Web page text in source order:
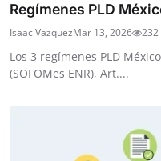
Regímenes PLD
Isaac VazquezMar 13, 2026 232
Los 3 regímenes PLD
(SOFOMes ENR), Art....